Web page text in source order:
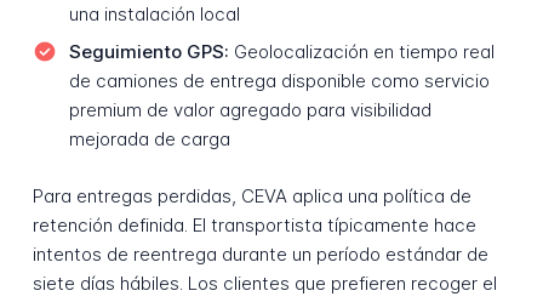
una instalación local
Seguimiento GPS: Geolocalización en tiempo real
de camiones de entrega disponible como servicio
premium de valor agregado para visibilidad
mejorada de carga
Para entregas perdidas, CEVA aplica una política de
retención definida. El transportista típicamente hace
intentos de reentrega durante un período estándar de
siete días hábiles. Los clientes que prefieren recoger el